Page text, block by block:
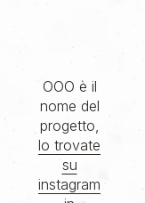
OOO è il
nome del
progetto,
lo trovate
su
instagram